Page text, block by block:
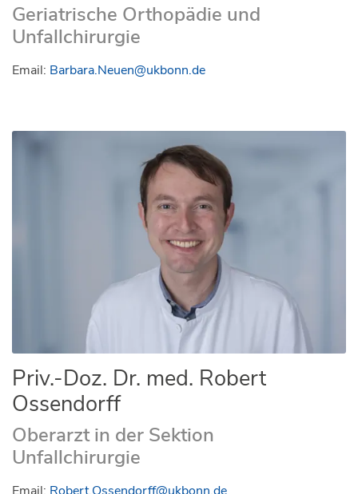
Geriatrische Orthopädie und
Unfallchirurgie
Email: Barbara.Neuen@ukbonn.de
Priv.-Doz. Dr. med. Robert
Ossendorff
Oberarzt in der Sektion
Unfallchirurgie